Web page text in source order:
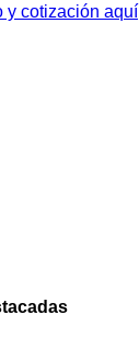
y cotización aquí